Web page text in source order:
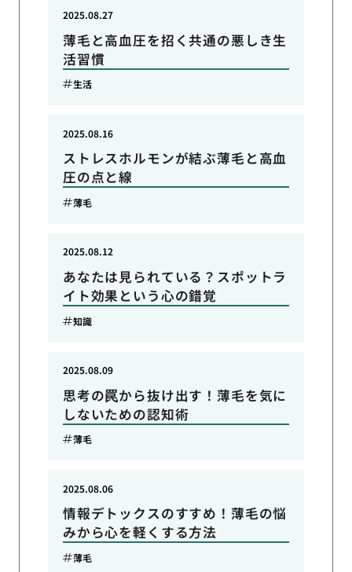
薄毛と高血圧を招く共通の悪しき生
活習慣
2025.08.27
生活
ストレスホルモンが結ぶ薄毛と高血
圧の点と線
2025.08.16
薄毛
あなたは見られている？スポットラ
イト効果という心の錯覚
2025.08.12
知識
思考の罠から抜け出す！薄毛を気に
しないための認知術
2025.08.09
薄毛
情報デトックスのすすめ！薄毛の悩
みから心を軽くする方法
2025.08.06
薄毛